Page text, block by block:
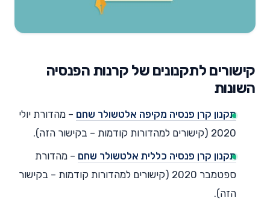
קישורים לתקנונים של קרנות הפנסיה
השונות
תקנון קרן פנסיה מקיפה אלטשולר שחם – מהדורת יולי
2020 (קישורים למהדורות קודמות – בקישור הזה).
תקנון קרן פנסיה כללית אלטשולר שחם – מהדורת
ספטמבר 2020 (קישורים למהדורות קודמות – בקישור
הזה).